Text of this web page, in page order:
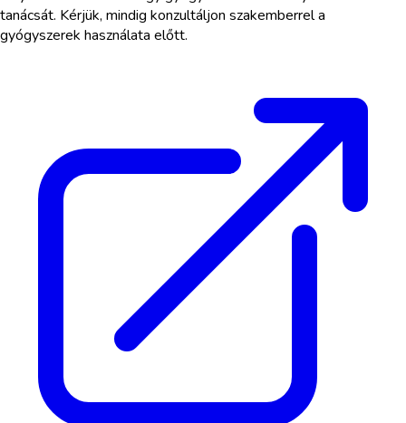
tanácsát. Kérjük, mindig konzultáljon szakemberrel a
gyógyszerek használata előtt.